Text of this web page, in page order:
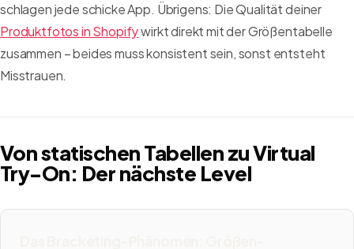
schlagen jede schicke App. Übrigens: Die Qualität deiner
Produktfotos in Shopifywirkt direkt mit der Größentabelle
zusammen – beides muss konsistent sein, sonst entsteht
Misstrauen.
Von statischen Tabellen zu Virtual
Try-On: Der nächste Level